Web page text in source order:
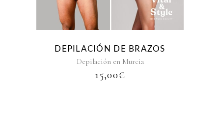
DEPILACIÓN DE BRAZOS
Depilación en Murcia
15,00€